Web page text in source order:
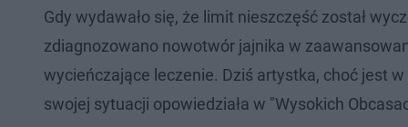
Gdy wydawało się, że limit nieszczęść został
zdiagnozowano nowotwór jajnika w
wycieńczające leczenie. Dziś artystka, choć jest w
swojej sytuacji opowiedziała w "Wysokich